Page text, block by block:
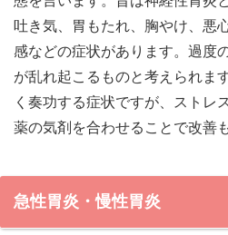
吐き気、胃もたれ、胸やけ、悪
感などの症状があります。過度
が乱れ起こるものと考えられま
く奏功する症状ですが、ストレ
薬の気剤を合わせることで改善
急性胃炎・慢性胃炎